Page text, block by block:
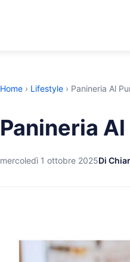
Home › Lifestyle › Panineria Al
Panineria
mercoledì 1 ottobre 2025Di